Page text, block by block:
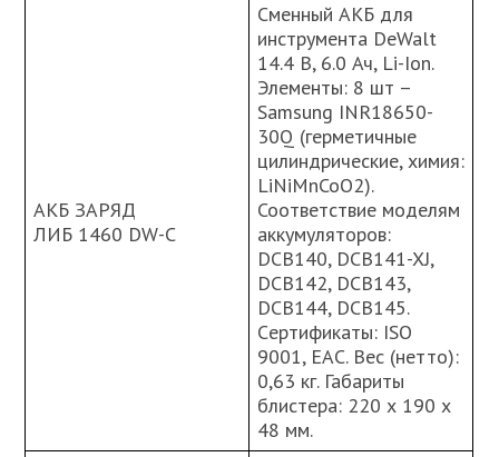
АКБ ЗАРЯД
ЛИБ 1460 DW-C
Сменный АКБ для
инструмента DeWalt
14.4 В, 6.0 Ач, Li-Ion.
Элементы: 8 шт –
Samsung INR18650-
30Q (герметичные
цилиндрические, химия:
LiNiMnCoO2).
Соответствие моделям
аккумуляторов:
DCB140, DCB141-XJ,
DCB142, DCB143,
DCB144, DCB145.
Cертификаты: ISO
9001, ЕАС. Вес (нетто):
0,63 кг. Габариты
блистера: 220 х 190 х
48 мм.